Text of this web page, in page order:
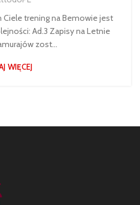
trening na Bemowie jest
Ad.3 Zapisy na Letnie
zost...
WIĘCEJ